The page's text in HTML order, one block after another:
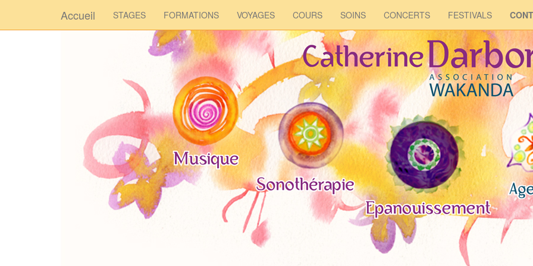
Accueil STAGES FORMATIONS VOYAGES COURS SOINS CONCERTS FESTIVALS